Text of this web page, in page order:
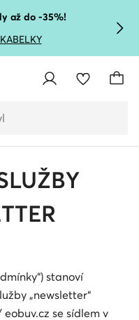
až do -35%!
KABELKY
stanoví
„newsletter“
se sídlem v